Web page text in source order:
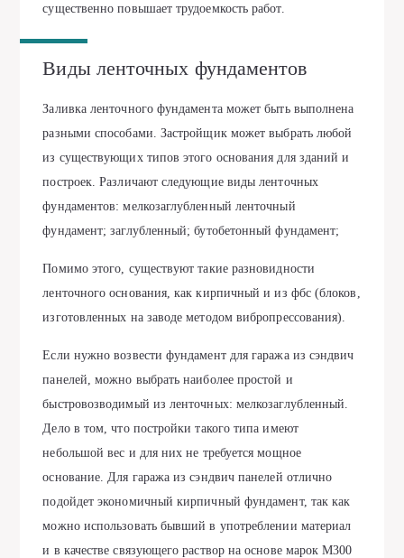
существенно повышает трудоемкость работ.
Виды ленточных фундаментов
Заливка ленточного фундамента может быть выполнена
разными способами. Застройщик может выбрать любой
из существующих типов этого основания для зданий и
построек. Различают следующие виды ленточных
фундаментов: мелкозаглубленный ленточный
фундамент; заглубленный; бутобетонный фундамент;
Помимо этого, существуют такие разновидности
ленточного основания, как кирпичный и из фбс (блоков,
изготовленных на заводе методом вибропрессования).
Если нужно возвести фундамент для гаража из сэндвич
панелей, можно выбрать наиболее простой и
быстровозводимый из ленточных: мелкозаглубленный.
Дело в том, что постройки такого типа имеют
небольшой вес и для них не требуется мощное
основание. Для гаража из сэндвич панелей отлично
подойдет экономичный кирпичный фундамент, так как
можно использовать бывший в употреблении материал
и в качестве связующего раствор на основе марок М300